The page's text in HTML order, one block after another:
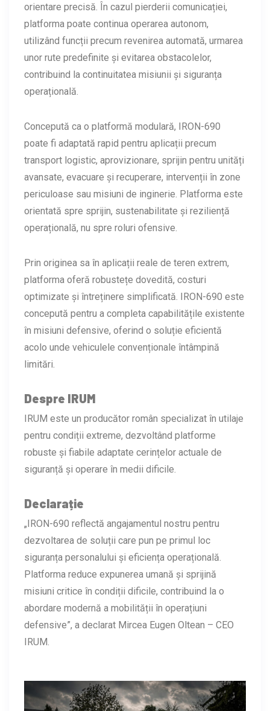
orientare precisă. În cazul pierderii comunicației,
platforma poate continua operarea autonom,
utilizând funcții precum revenirea automată, urmarea
unor rute predefinite și evitarea obstacolelor,
contribuind la continuitatea misiunii și siguranța
operațională.
Concepută ca o platformă modulară, IRON-690
poate fi adaptată rapid pentru aplicații precum
transport logistic, aprovizionare, sprijin pentru unități
avansate, evacuare și recuperare, intervenții în zone
periculoase sau misiuni de inginerie. Platforma este
orientată spre sprijin, sustenabilitate și reziliență
operațională, nu spre roluri ofensive.
Prin originea sa în aplicații reale de teren extrem,
platforma oferă robustețe dovedită, costuri
optimizate și întreținere simplificată. IRON-690 este
concepută pentru a completa capabilitățile existente
în misiuni defensive, oferind o soluție eficientă
acolo unde vehiculele convenționale întâmpină
limitări.
Despre IRUM
IRUM este un producător român specializat în utilaje
pentru condiții extreme, dezvoltând platforme
robuste și fiabile adaptate cerințelor actuale de
siguranță și operare în medii dificile.
Declarație
„IRON-690 reflectă angajamentul nostru pentru
dezvoltarea de soluții care pun pe primul loc
siguranța personalului și eficiența operațională.
Platforma reduce expunerea umană și sprijină
misiuni critice în condiții dificile, contribuind la o
abordare modernă a mobilității în operațiuni
defensive”, a declarat Mircea Eugen Oltean – CEO
IRUM.